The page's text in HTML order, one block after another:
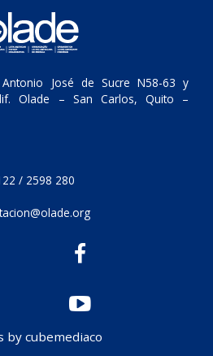
José de Sucre N58-63 y
Olade – San Carlos, Quito –
/ 2598 280
by cubemediaco